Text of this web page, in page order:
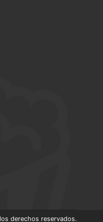
derechos reservados.